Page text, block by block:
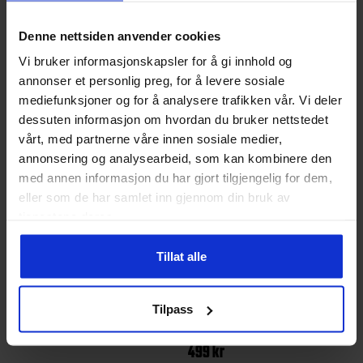
Denne nettsiden anvender cookies
Vi bruker informasjonskapsler for å gi innhold og
annonser et personlig preg, for å levere sosiale
mediefunksjoner og for å analysere trafikken vår. Vi deler
dessuten informasjon om hvordan du bruker nettstedet
vårt, med partnerne våre innen sosiale medier,
annonsering og analysearbeid, som kan kombinere den
med annen informasjon du har gjort tilgjengelig for dem,
eller som de har samlet inn gjennom din bruk av
Tillat alle
Tilpass
Andre produkter
Hummel
199kr
Select Dame
Profcare 6202W Knestøtte
499kr